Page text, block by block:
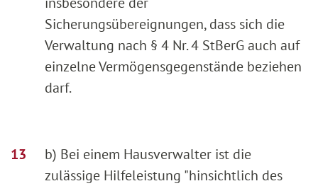
Sicherungsübereignungen, dass sich die
Verwaltung nach § 4 Nr. 4 StBerG auch auf
einzelne Vermögensgegenstände beziehen
darf.
b) Bei einem Hausverwalter ist die
zulässige Hilfeleistung "hinsichtlich des